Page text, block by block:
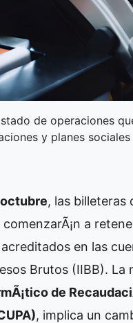
de operaciones
y planes sociales
octubre, las billeteras
a
en las
Brutos (IIBB). La
de
, implica un